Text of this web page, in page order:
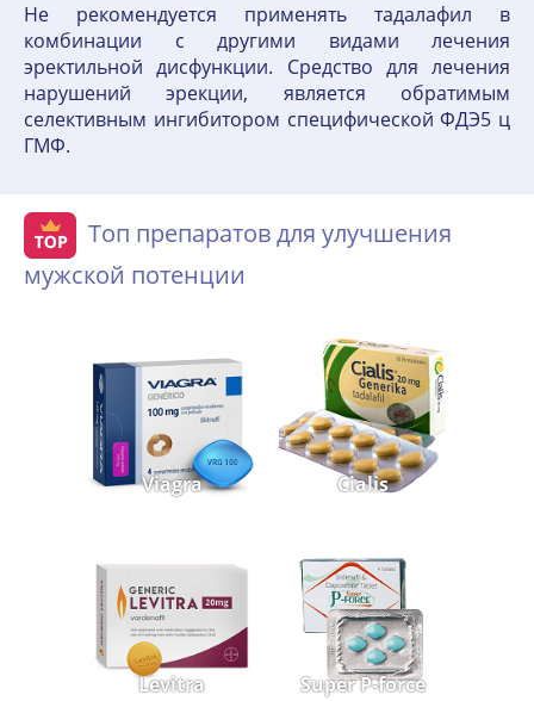
Не рекомендуется применять тадалафил в
комбинации с другими видами лечения
эректильной дисфункции. Средство для лечения
нарушений эрекции, является обратимым
селективным ингибитором специфической ФДЭ5 ц
ГМФ.
Топ препаратов для улучшения
мужской потенции
Viagra Cialis
Levitra Super P-force